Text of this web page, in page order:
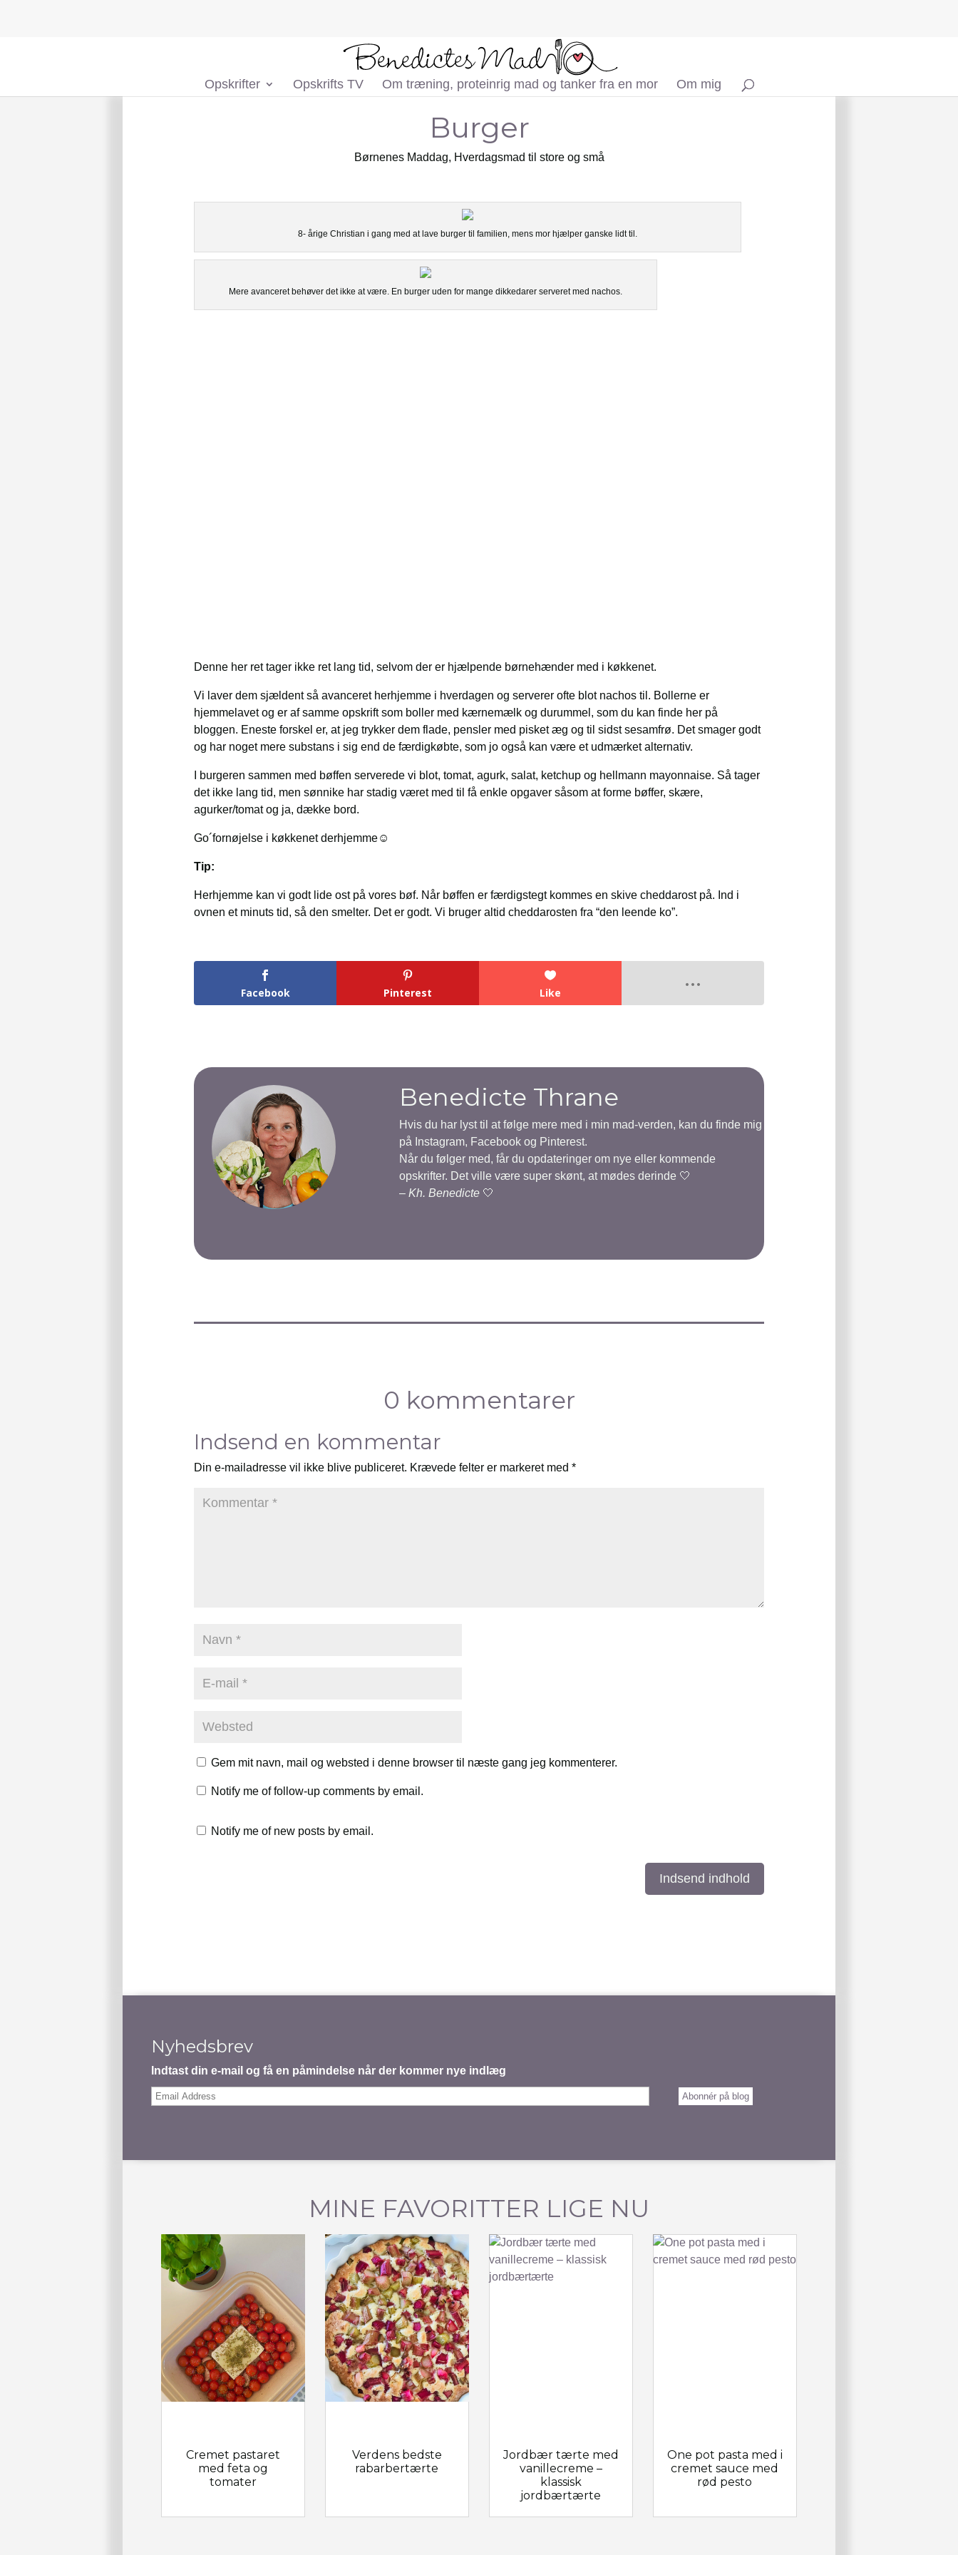
Opskrifter Opskrifts TV Om træning, proteinrig mad og tanker fra en mor Om mig
Burger
Børnenes Maddag, Hverdagsmad til store og små
8- årige Christian i gang med at lave burger til familien, mens mor hjælper ganske lidt til.
Mere avanceret behøver det ikke at være. En burger uden for mange dikkedarer serveret med nachos.
Denne her ret tager ikke ret lang tid, selvom der er hjælpende børnehænder med i køkkenet.
Vi laver dem sjældent så avanceret herhjemme i hverdagen og serverer ofte blot nachos til. Bollerne er
hjemmelavet og er af samme opskrift som boller med kærnemælk og durummel, som du kan finde her på
bloggen. Eneste forskel er, at jeg trykker dem flade, pensler med pisket æg og til sidst sesamfrø. Det smager godt
og har noget mere substans i sig end de færdigkøbte, som jo også kan være et udmærket alternativ.
I burgeren sammen med bøffen serverede vi blot, tomat, agurk, salat, ketchup og hellmann mayonnaise. Så tager
det ikke lang tid, men sønnike har stadig været med til få enkle opgaver såsom at forme bøffer, skære,
agurker/tomat og ja, dække bord.
Go´fornøjelse i køkkenet derhjemme☺️
Tip:
Herhjemme kan vi godt lide ost på vores bøf. Når bøffen er færdigstegt kommes en skive cheddarost på. Ind i
ovnen et minuts tid, så den smelter. Det er godt. Vi bruger altid cheddarosten fra “den leende ko”.
Facebook Pinterest Like
Benedicte Thrane
Hvis du har lyst til at følge mere med i min mad-verden, kan du finde mig
på Instagram, Facebook og Pinterest.
Når du følger med, får du opdateringer om nye eller kommende
opskrifter. Det ville være super skønt, at mødes derinde 🤍
– Kh. Benedicte 🤍
0 kommentarer
Indsend en kommentar
Din e-mailadresse vil ikke blive publiceret. Krævede felter er markeret med *
Gem mit navn, mail og websted i denne browser til næste gang jeg kommenterer.
Notify me of follow-up comments by email.
Notify me of new posts by email.
Indsend indhold
Nyhedsbrev
Indtast din e-mail og få en påmindelse når der kommer nye indlæg
Email
Abonnér på blog
MINE FAVORITTER LIGE NU
Cremet pastaret
med feta og
tomater
Verdens bedste
rabarbertærte
Jordbær tærte med
vanillecreme –
klassisk
jordbærtærte
One pot pasta med i
cremet sauce med
rød pesto